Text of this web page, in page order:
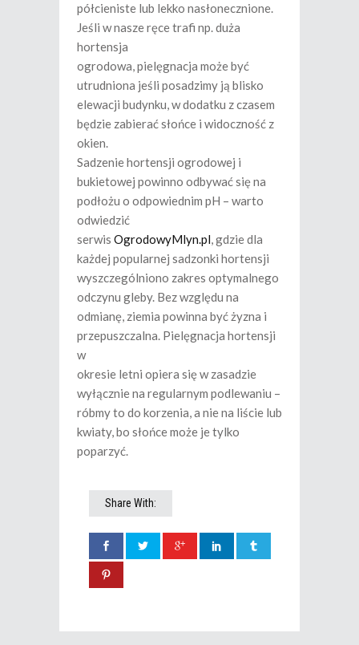
półcieniste lub lekko nasłonecznione.
Jeśli w nasze ręce trafi np. duża
hortensja
ogrodowa, pielęgnacja może być
utrudniona jeśli posadzimy ją blisko
elewacji budynku, w dodatku z czasem
będzie zabierać słońce i widoczność z
okien.
Sadzenie hortensji ogrodowej i
bukietowej powinno odbywać się na
podłożu o odpowiednim pH – warto
odwiedzić
serwis OgrodowyMlyn.pl, gdzie dla
każdej popularnej sadzonki hortensji
wyszczególniono zakres optymalnego
odczynu gleby. Bez względu na
odmianę, ziemia powinna być żyzna i
przepuszczalna. Pielęgnacja hortensji
w
okresie letni opiera się w zasadzie
wyłącznie na regularnym podlewaniu –
róbmy to do korzenia, a nie na liście lub
kwiaty, bo słońce może je tylko
poparzyć.
Share With: